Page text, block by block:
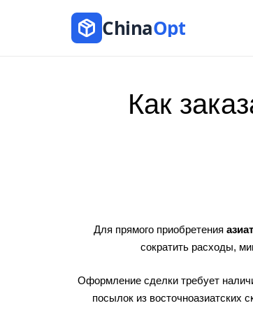
ChinaOpt
Как
Для прямого приобретения
сократить расходы,
Оформление сделки требует
посылок из восточноазиатских